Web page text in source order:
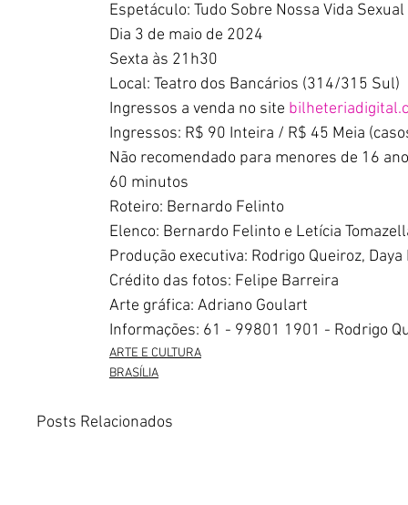
Espetáculo: Tudo Sobre Nossa Vida Sexual
Dia 3 de maio de 2024
Sexta às 21h30
Local: Teatro dos Bancários (314/315 Sul)
Ingressos a venda no site
Ingressos: R$ 90 Inteira / R$ 45 Meia
Não recomendado para menores de 16
60 minutos
Roteiro: Bernardo Felinto
Elenco: Bernardo Felinto e Letícia
Produção executiva: Rodrigo Queiroz,
Crédito das fotos: Felipe Barreira
Arte gráfica: Adriano Goulart
Informações: 61 - 99801 1901 - Rodrigo
ARTE E CULTURA
BRASÍLIA
Posts Relacionados